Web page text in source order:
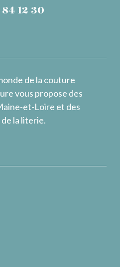
12 30
de la couture
vous propose des
et-Loire et des
la literie.